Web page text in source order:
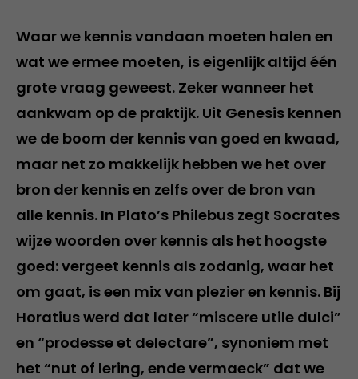
Waar we kennis vandaan moeten halen en
wat we ermee moeten, is eigenlijk altijd één
grote vraag geweest. Zeker wanneer het
aankwam op de praktijk. Uit Genesis kennen
we de boom der kennis van goed en kwaad,
maar net zo makkelijk hebben we het over
bron der kennis en zelfs over de bron van
alle kennis. In Plato’s Philebus zegt Socrates
wijze woorden over kennis als het hoogste
goed: vergeet kennis als zodanig, waar het
om gaat, is een mix van plezier en kennis. Bij
Horatius werd dat later “miscere utile dulci”
en “prodesse et delectare”, synoniem met
het “nut of lering, ende vermaeck” dat we